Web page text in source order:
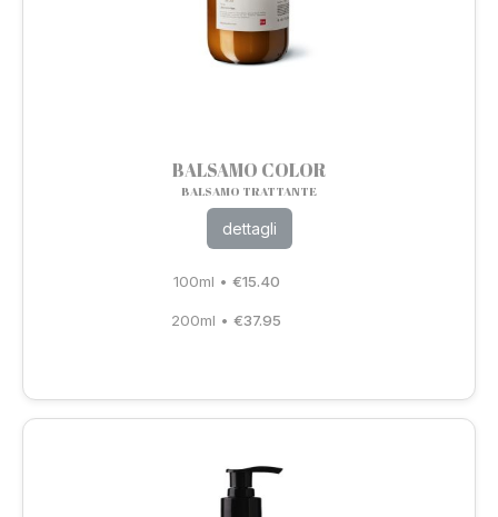
BALSAMO COLOR
BALSAMO TRATTANTE
dettagli
100ml • €15.40
200ml •€37.95